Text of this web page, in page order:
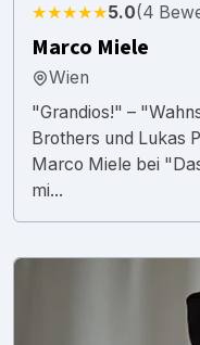
★★★★★5.0(4
Marco Miele
Wien
"Grandios!" –
Brothers und Lukas
Marco Miele bei
mi...